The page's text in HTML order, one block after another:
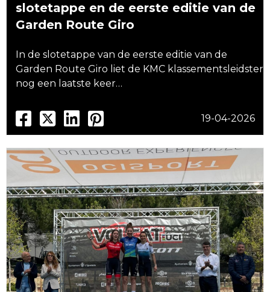
slotetappe en de eerste editie van de
Garden Route Giro
In de slotetappe van de eerste editie van de
Garden Route Giro liet de KMC klassementsleidster
nog een laatste keer…
19-04-2026